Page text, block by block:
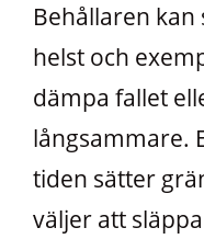
Behållaren kan
helst och
dämpa fallet
långsammare.
tiden sätter
väljer att